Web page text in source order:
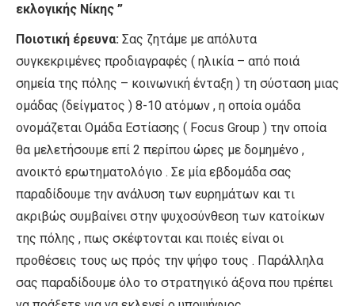
εκλογικής Νίκης ”
Ποιοτική έρευνα: Σας ζητάμε με απόλυτα
συγκεκριμένες προδιαγραφές ( ηλικία – από ποιά
σημεία της πόλης – κοινωνική ένταξη ) τη σύσταση μιας
ομάδας (δείγματος ) 8-10 ατόμων , η οποία ομάδα
ονομάζεται Ομάδα Εστίασης ( Focus Group ) την οποία
θα μελετήσουμε επί 2 περίπου ώρες με δομημένο ,
ανοικτό ερωτηματολόγιο . Σε μία εβδομάδα σας
παραδίδουμε την ανάλυση των ευρημάτων και τι
ακριβώς συμβαίνει στην ψυχοσύνθεση των κατοίκων
της πόλης , πως σκέφτονται και ποιές είναι οι
προθέσεις τους ως πρός την ψήφο τους . Παράλληλα
σας παραδίδουμε όλο το στρατηγικό άξονα που πρέπει